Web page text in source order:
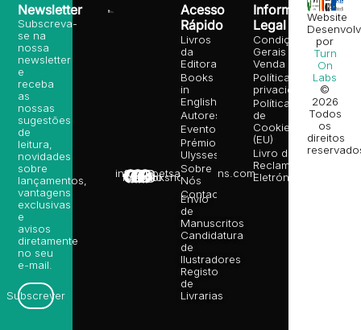
info@poetsandragons.com
Infantil
Adulto
Bookshop
Acesso
Rápido
Livros
da
Editora
Books
in
English
Autores
Eventos
Prémio
Ulysses
Sobre
Nós
Contactos
Envio
de
Manuscritos
Candidatura
de
Ilustradores
Registo
de
Livrarias
Informação
Legal
Condições
Gerais de
Venda
Política de
privacidade
Política
de
Cookies
(EU)
Livro de
Reclamações
Eletrónico
Newsletter
Subscreva-
se na
nossa
newsletter
e
receba
as
nossas
sugestões
de
leitura,
novidades
sobre
lançamentos,
vantagens
exclusivas
e
avisos
diretamente
no seu
e-mail.
Subscrever
Website
por
Turn
On
Labs
©
2026
Todos
os
direitos